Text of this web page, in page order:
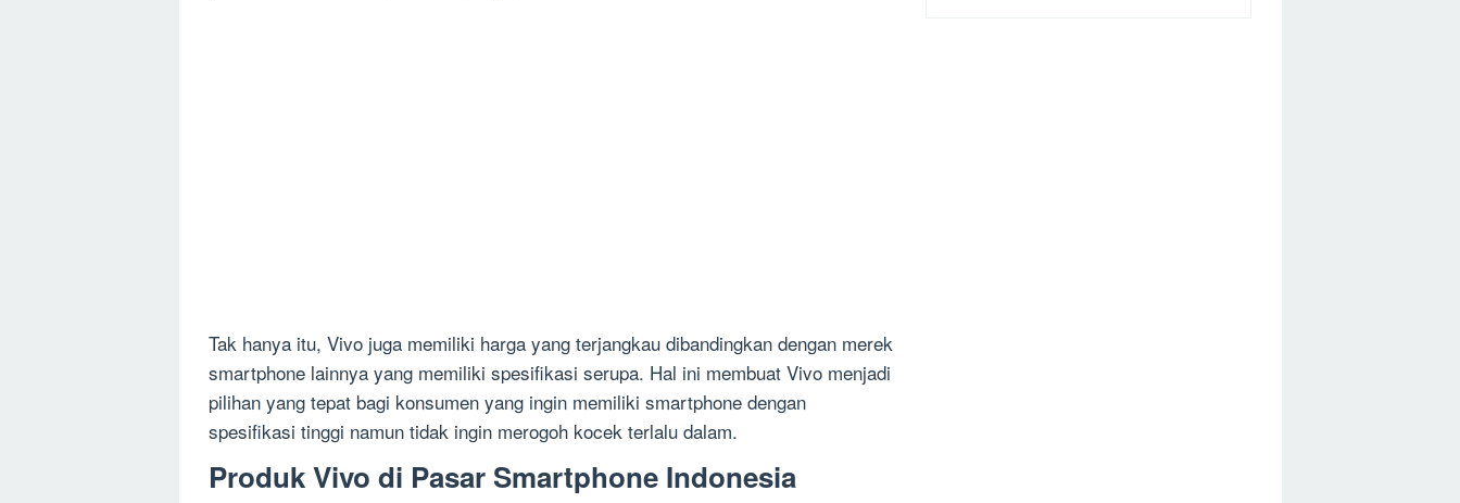
Tak hanya itu, Vivo juga memiliki harga yang terjangkau dibandingkan dengan merek
smartphone lainnya yang memiliki spesifikasi serupa. Hal ini membuat Vivo menjadi
pilihan yang tepat bagi konsumen yang ingin memiliki smartphone dengan
spesifikasi tinggi namun tidak ingin merogoh kocek terlalu dalam.
Produk Vivo di Pasar Smartphone Indonesia